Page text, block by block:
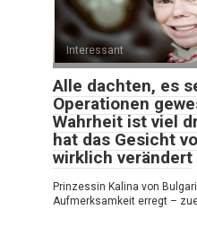
Interessant
Alle dachten, es
Operationen
Wahrheit ist viel
hat das Gesicht
wirklich verändert
Prinzessin Kalina von
Aufmerksamkeit erregt –